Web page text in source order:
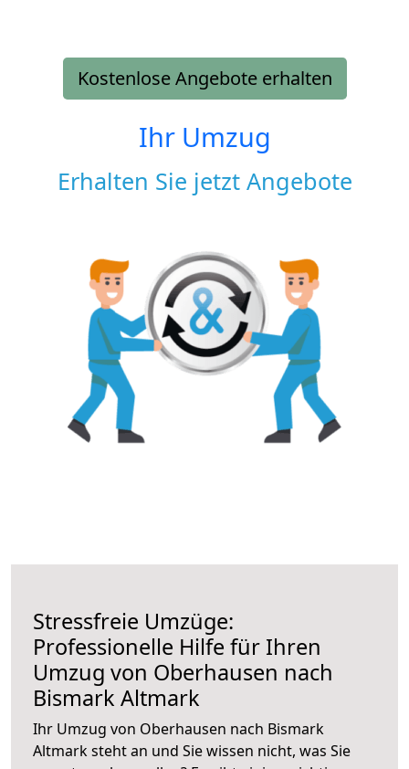
Kostenlose Angebote erhalten
Ihr Umzug
Erhalten Sie jetzt Angebote
Stressfreie Umzüge:
Professionelle Hilfe für Ihren
Umzug von Oberhausen nach
Bismark Altmark
Ihr Umzug von Oberhausen nach Bismark
Altmark steht an und Sie wissen nicht, was Sie